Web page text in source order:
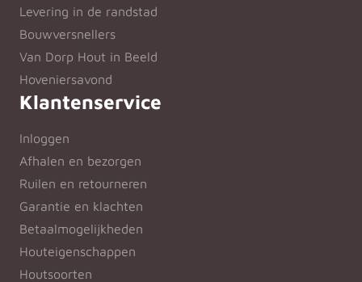
Levering in de randstad
Bouwversnellers
Van Dorp Hout in Beeld
Hoveniersavond
Klantenservice
Inloggen
Afhalen en bezorgen
Ruilen en retourneren
Garantie en klachten
Betaalmogelijkheden
Houteigenschappen
Houtsoorten